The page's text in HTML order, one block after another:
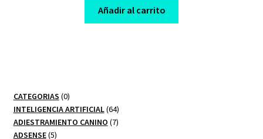
was:
$ 50,00.
is:
$ 9,00.
Añadir al carrito
CATEGORIAS 00
productos
INTELIGENCIA ARTIFICIAL 6464
productos
ADIESTRAMIENTO CANINO 77
ADSENSE 55